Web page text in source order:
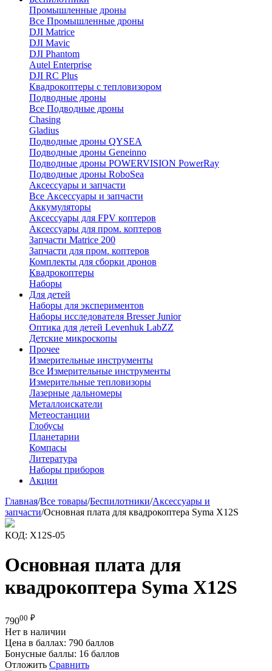
Промышленные дроны
Все Промышленные дроны
DJI Matrice
DJI Mavic
DJI Phantom
Autel Enterprise
DJI RC Plus
Квадрокоптеры с тепловизором
Подводные дроны
Все Подводные дроны
Chasing
Gladius
Подводные дроны QYSEA
Подводные дроны Geneinno
Подводные дроны POWERVISION PowerRay
Подводные дроны RoboSea
Аксессуары и запчасти
Все Аксессуары и запчасти
Аккумуляторы
Аксессуары для FPV коптеров
Аксессуары для пром. коптеров
Запчасти Matrice 200
Запчасти для пром. коптеров
Комплекты для сборки дронов
Квадрокоптеры
Наборы
Для детей
Наборы для экспериментов
Наборы исследователя Bresser Junior
Оптика для детей Levenhuk LabZZ
Детские микроскопы
Прочее
Измерительные инструменты
Все Измерительные инструменты
Измерительные тепловизоры
Лазерные дальномеры
Металлоискатели
Метеостанции
Глобусы
Планетарии
Компасы
Литература
Наборы приборов
Акции
Главная/Все товары/Беспилотники/Аксессуары и
запчасти/Основная плата для квадрокоптера Syma X12S
КОД: X12S-05
Основная плата для
квадрокоптера Syma X12S
79000 ₽
Нет в наличии
Цена в баллах: 790 баллов
Бонусные баллы: 16 баллов
Отложить Сравнить